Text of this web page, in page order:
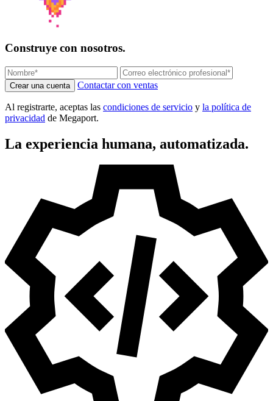
Construye con nosotros.
Crear una cuenta Contactar con ventas
Al registrarte, aceptas las condiciones de servicio y la política de
privacidad de Megaport.
La experiencia humana, automatizada.